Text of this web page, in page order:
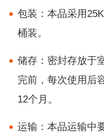
包装：本品采用
桶装。
储存：密封存放于
完前，每次使用后
12个月。
运输：本品运输中